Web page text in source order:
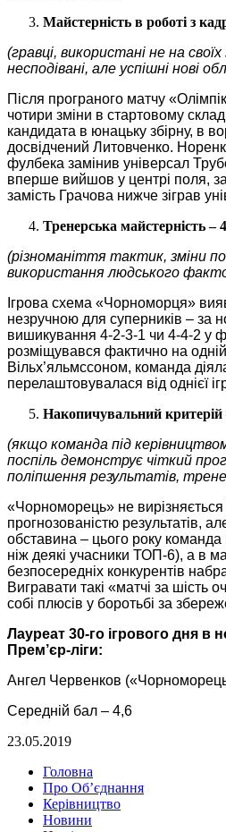
Майстерність в роботі з
(гравці, використані не на
несподівані, але успішні нові
Після програного матчу
чотири зміни в стартовому
кандидата в юнацьку збірну, в
досвідчений Литовченко.
фулбека замінив універсал
вперше вийшов у центрі поля,
замість Грачова нижче зіграв
Тренерська майстерність – 4
(різноманіття тактик, зміни
використання людського
Ігрова схема «Чорноморця»
незручною для суперників – за
вишикування 4-2-3-1 чи 4-4-2 у
розміщувався фактично на одній
Вільх’яльмссоном, команда
перелаштовувалася від однієї
Накопичувальний критерій
(якщо команда під
поспіль демонструє чіткий
поліпшення результатів,
«Чорноморець» не вирізняється
прогнозованістю результатів,
обставина – цього року
ніж деякі учасники ТОП-6), а в
безпосередніх конкурентів
Вигравати такі «матчі за шість
собі плюсів у боротьбі за
Лауреат 30-го ігрового дня в
Прем’єр-ліги:
Ангел Червенков
Середній бал – 4,6
23.05.2019
Головна
Про Об’єднання
Керівництво
Новини